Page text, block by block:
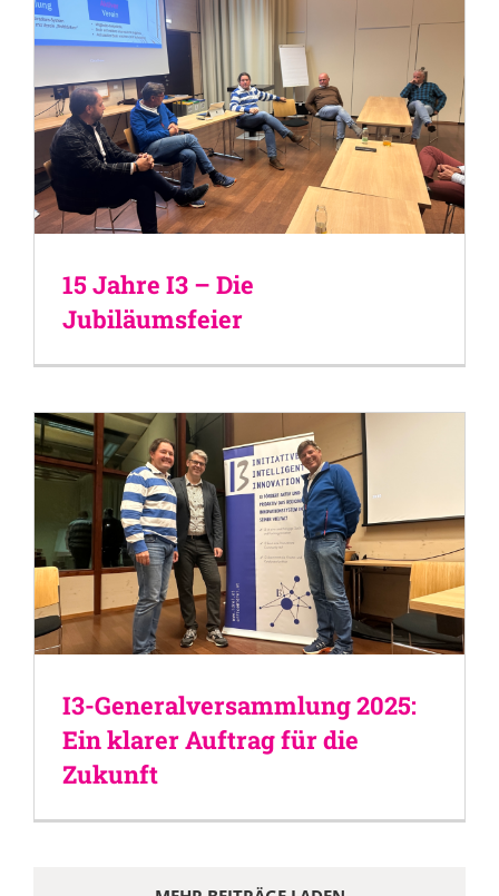
15 Jahre I3 – Die
Jubiläumsfeier
I3-Generalversammlung 2025:
Ein klarer Auftrag für die
Zukunft